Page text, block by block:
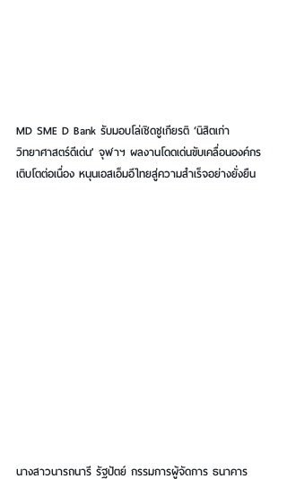
MD SME D Bank รับมอบโล่เชิดชูเกียรติ ‘นิสิตเก่า
วิทยาศาสตร์ดีเด่น’ จุฬาฯ ผลงานโดดเด่นขับเคลื่อนองค์กร
เติบโตต่อเนื่อง หนุนเอสเอ็มอีไทยสู่ความสำเร็จอย่างยั่งยืน
นางสาวนารถนารี รัฐปัตย์ กรรมการผู้จัดการ ธนาคาร